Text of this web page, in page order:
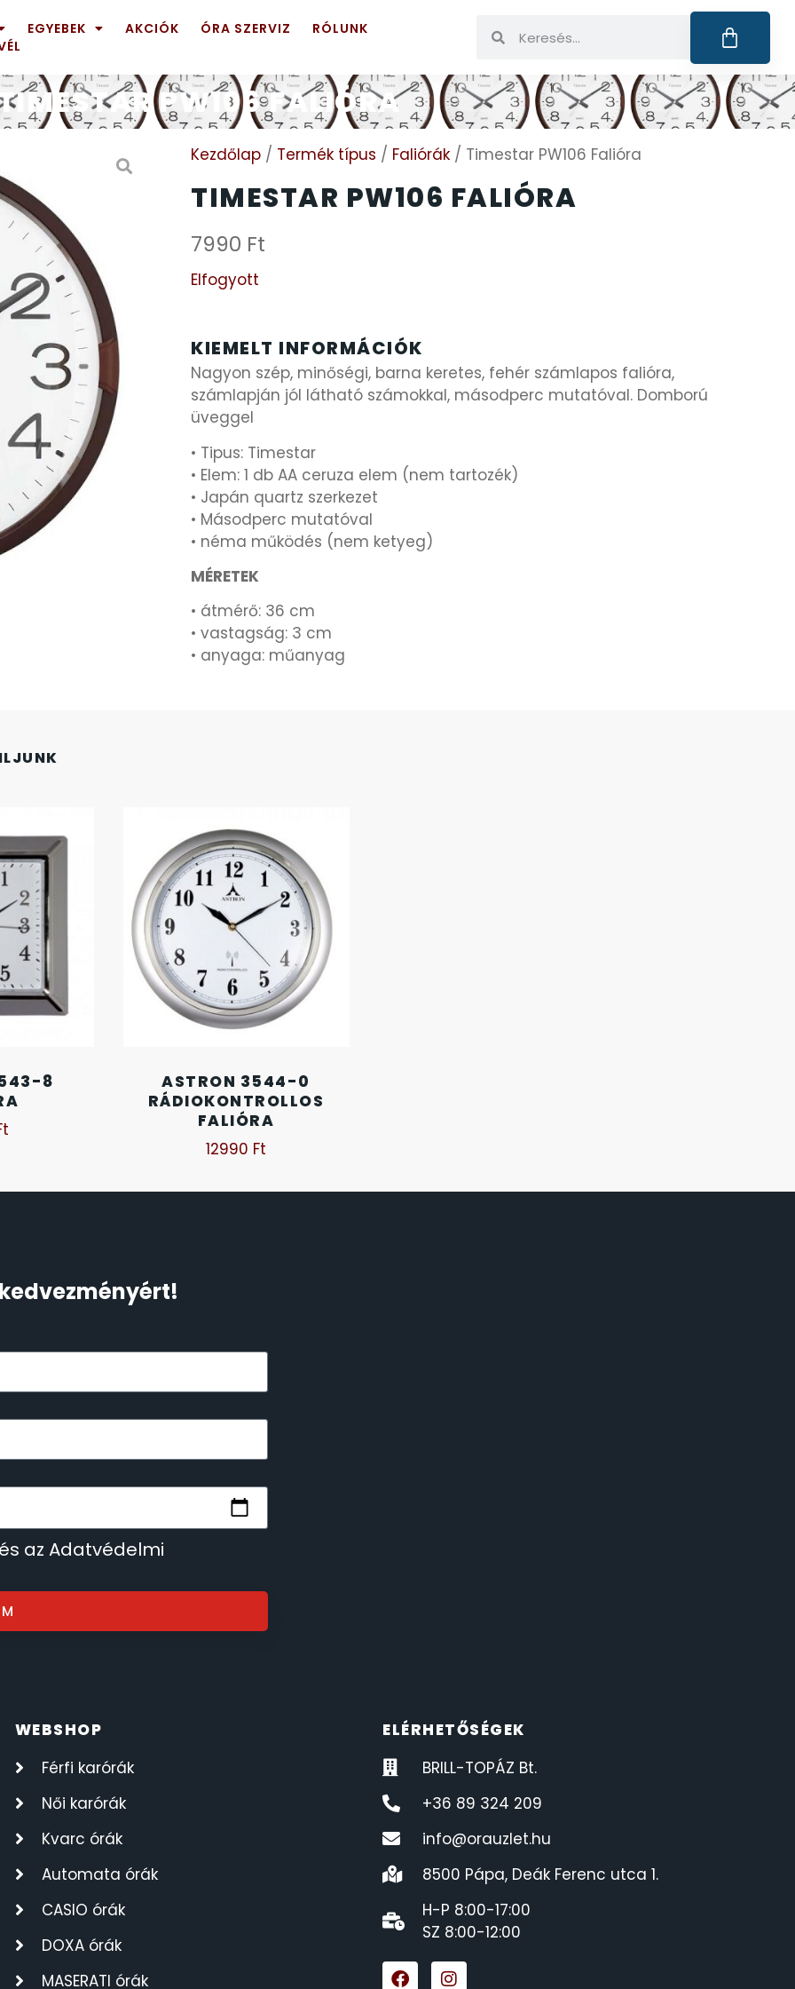
EGYEBEK AKCIÓK ÓRA SZERVIZ
RÓLUNK
PW106 FALIÓRA
Kezdőlap / Termék típus / Faliórák / Timestar PW106 Falióra
TIMESTAR PW106 FALIÓRA
7990 Ft
Elfogyott
KIEMELT INFORMÁCIÓK
Nagyon szép, minőségi, barna keretes, fehér számlapos falióra,
számlapján jól látható számokkal, másodperc mutatóval. Domború
üveggel
• Tipus: Timestar
• Elem: 1 db AA ceruza elem (nem tartozék)
• Japán quartz szerkezet
• Másodperc mutatóval
• néma működés (nem ketyeg)
MÉRETEK
• átmérő: 36 cm
• vastagság: 3 cm
• anyaga: műanyag
8
ASTRON 3544-0
RÁDIOKONTROLLOS
FALIÓRA
12990 Ft
az Adatvédelmi
WEBSHOP
Férfi karórák
Női karórák
Kvarc órák
Automata órák
CASIO órák
DOXA órák
MASERATI órák
ELÉRHETŐSÉGEK
BRILL-TOPÁZ Bt.
+36 89 324 209
info@orauzlet.hu
8500 Pápa, Deák Ferenc utca 1.
H-P 8:00-17:00
SZ 8:00-12:00